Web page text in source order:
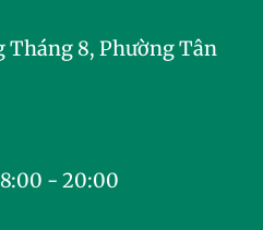
Tháng 8, Phường Tân
- 20:00